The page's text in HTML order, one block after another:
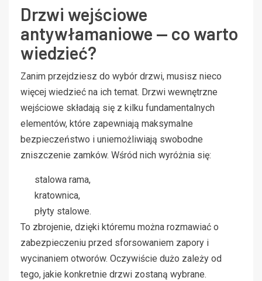
Drzwi wejściowe
antywłamaniowe — co warto
wiedzieć?
Zanim przejdziesz do wybór drzwi, musisz nieco
więcej wiedzieć na ich temat. Drzwi wewnętrzne
wejściowe składają się z kilku fundamentalnych
elementów, które zapewniają maksymalne
bezpieczeństwo i uniemożliwiają swobodne
zniszczenie zamków. Wśród nich wyróżnia się:
stalowa rama,
kratownica,
płyty stalowe.
To zbrojenie, dzięki któremu można rozmawiać o
zabezpieczeniu przed sforsowaniem zapory i
wycinaniem otworów. Oczywiście dużo zależy od
tego, jakie konkretnie drzwi zostaną wybrane.